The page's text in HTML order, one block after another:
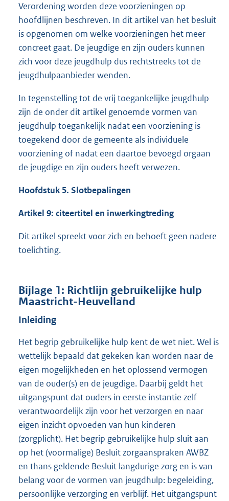
Verordening worden deze voorzieningen op
hoofdlijnen beschreven. In dit artikel van het besluit
is opgenomen om welke voorzieningen het meer
concreet gaat. De jeugdige en zijn ouders kunnen
zich voor deze jeugdhulp dus rechtstreeks tot de
jeugdhulpaanbieder wenden.
In tegenstelling tot de vrij toegankelijke jeugdhulp
zijn de onder dit artikel genoemde vormen van
jeugdhulp toegankelijk nadat een voorziening is
toegekend door de gemeente als individuele
voorziening of nadat een daartoe bevoegd orgaan
de jeugdige en zijn ouders heeft verwezen.
Hoofdstuk 5. Slotbepalingen
Artikel 9: citeertitel en inwerkingtreding
Dit artikel spreekt voor zich en behoeft geen nadere
toelichting.
Bijlage 1: Richtlijn gebruikelijke hulp
Maastricht-Heuvelland
Inleiding
Het begrip gebruikelijke hulp kent de wet niet. Wel is
wettelijk bepaald dat gekeken kan worden naar de
eigen mogelijkheden en het oplossend vermogen
van de ouder(s) en de jeugdige. Daarbij geldt het
uitgangspunt dat ouders in eerste instantie zelf
verantwoordelijk zijn voor het verzorgen en naar
eigen inzicht opvoeden van hun kinderen
(zorgplicht). Het begrip gebruikelijke hulp sluit aan
op het (voormalige) Besluit zorgaanspraken AWBZ
en thans geldende Besluit langdurige zorg en is van
belang voor de vormen van jeugdhulp: begeleiding,
persoonlijke verzorging en verblijf. Het uitgangspunt